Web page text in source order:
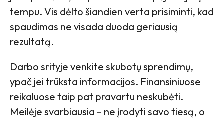
tempu. Vis dėlto šiandien verta prisiminti, kad
spaudimas ne visada duoda geriausią
rezultatą.
Darbo srityje venkite skubotų sprendimų,
ypač jei trūksta informacijos. Finansiniuose
reikaluose taip pat pravartu neskubėti.
Meilėje svarbiausia – ne įrodyti savo tiesą, o